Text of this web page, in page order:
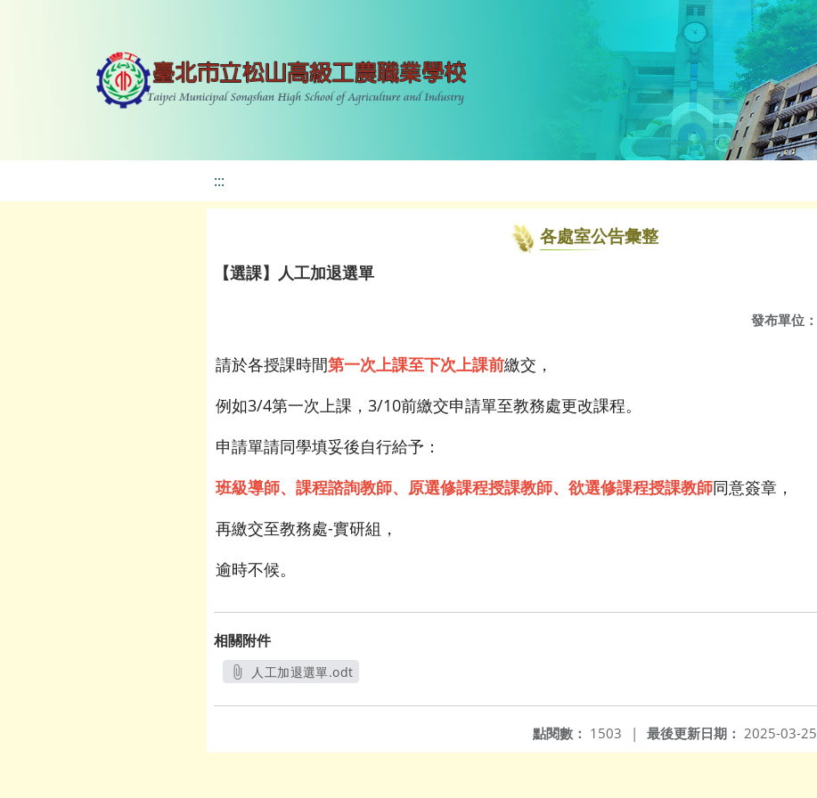
:::
各處室公告彙整
【選課】人工加退選單
發布單位：
請於各授課時間第一次上課至下次上課前繳交，
例如3/4第一次上課，3/10前繳交申請單至教務處更改課程。
申請單請同學填妥後自行給予：
班級導師、課程諮詢教師、原選修課程授課教師、欲選修課程授課教師同意簽章，
再繳交至教務處-實研組，
逾時不候。
相關附件
人工加退選單.odt
最後更新日期： 2025-03-25
點閱數： 1503 |